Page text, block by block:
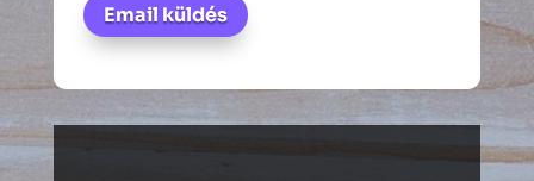
Email küldés